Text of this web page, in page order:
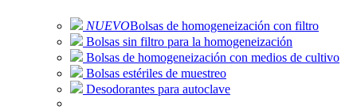
NUEVOBolsas de homogeneización con filtro
Bolsas sin filtro para la homogeneización
Bolsas de homogeneización con medios de cultivo
Bolsas estériles de muestreo
Desodorantes para autoclave